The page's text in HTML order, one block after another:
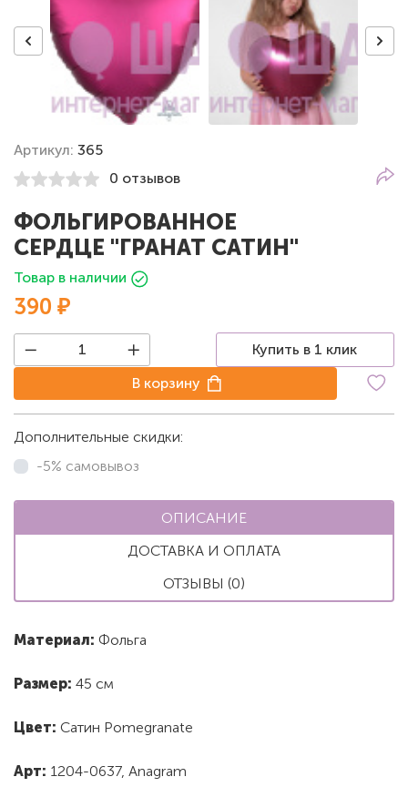
Артикул: 365
0 отзывов
ФОЛЬГИРОВАННОЕ
СЕРДЦЕ "ГРАНАТ САТИН"
Товар в наличии
390 ₽
Купить в 1 клик
В корзину
Дополнительные скидки:
-5% самовывоз
ОПИСАНИЕ
ДОСТАВКА И ОПЛАТА
ОТЗЫВЫ (0)
Материал: Фольга
Размер: 45 см
Цвет: Сатин Pomegranate
Арт: 1204-0637, Anagram